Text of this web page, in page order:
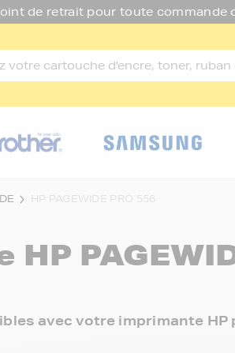
de retrait pour toute commande
HP PAGEWIDE PRO 556
HP
avec votre imprimante HP